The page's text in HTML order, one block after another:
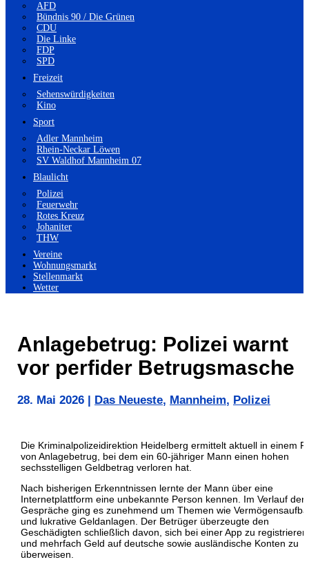
AFD
Bündnis 90 / Die Grünen
CDU
Die Linke
FDP
SPD
Freizeit
Sehenswürdigkeiten
Kino
Sport
Adler Mannheim
Rhein-Neckar Löwen
SV Waldhof Mannheim 07
Blaulicht
Polizei
Feuerwehr
Rotes Kreuz
Johaniter
THW
Vereine
Wohnungsmarkt
Stellenmarkt
Wetter
Anlagebetrug: Polizei warnt
vor perfider Betrugsmasche
28. Mai 2026 Das Neueste, Mannheim, Polizei
Die Kriminalpolizeidirektion Heidelberg ermittelt aktuell in einem
von Anlagebetrug, bei dem ein 60-jähriger Mann einen hohen
sechsstelligen Geldbetrag verloren hat.
Nach bisherigen Erkenntnissen lernte der Mann über eine
Internetplattform eine unbekannte Person kennen. Im Verlauf der
Gespräche ging es zunehmend um Themen wie
und lukrative Geldanlagen. Der Betrüger überzeugte den
Geschädigten schließlich davon, sich bei einer App zu registrieren
und mehrfach Geld auf deutsche sowie ausländische Konten zu
überweisen.